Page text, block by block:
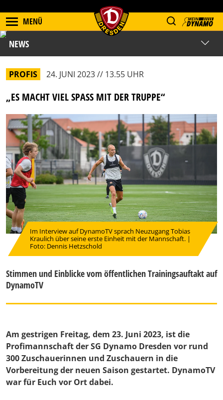
MENÜ
NEWS
PROFIS 24. JUNI 2023 // 13.55 UHR
„ES MACHT VIEL SPASS MIT DER TRUPPE“
Im Interview auf DynamoTV sprach Neuzugang Tobias
Kraulich über seine erste Einheit mit der Mannschaft. |
Foto: Dennis Hetzschold
Stimmen und Einblicke vom öffentlichen Trainingsauftakt auf
DynamoTV
Am gestrigen Freitag, dem 23. Juni 2023, ist die
Profimannschaft der SG Dynamo Dresden vor rund
300 Zuschauerinnen und Zuschauern in die
Vorbereitung der neuen Saison gestartet. DynamoTV
war für Euch vor Ort dabei.